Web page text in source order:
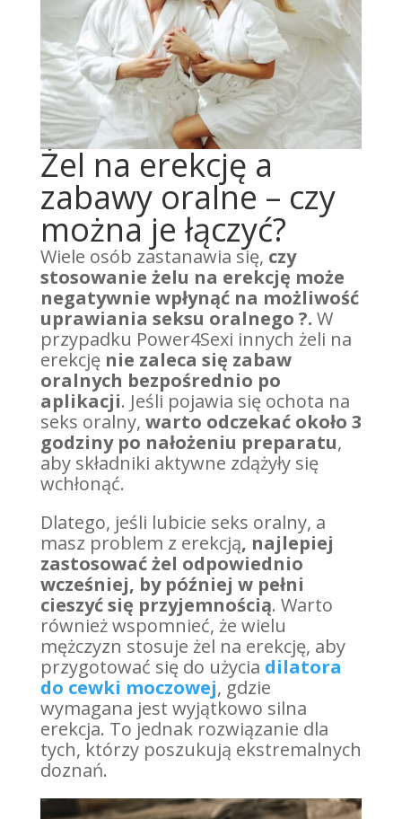
Żel na erekcję a
zabawy oralne – czy
można je łączyć?
Wiele osób zastanawia się, czy
stosowanie żelu na erekcję może
negatywnie wpłynąć na możliwość
uprawiania seksu oralnego ?. W
przypadku Power4Sexi innych żeli na
erekcję nie zaleca się zabaw
oralnych bezpośrednio po
aplikacji. Jeśli pojawia się ochota na
seks oralny, warto odczekać około 3
godziny po nałożeniu preparatu,
aby składniki aktywne zdążyły się
wchłonąć.
Dlatego, jeśli lubicie seks oralny, a
masz problem z erekcją, najlepiej
zastosować żel odpowiednio
wcześniej, by później w pełni
cieszyć się przyjemnością. Warto
również wspomnieć, że wielu
mężczyzn stosuje żel na erekcję, aby
przygotować się do użycia dilatora
do cewki moczowej, gdzie
wymagana jest wyjątkowo silna
erekcja. To jednak rozwiązanie dla
tych, którzy poszukują ekstremalnych
doznań.